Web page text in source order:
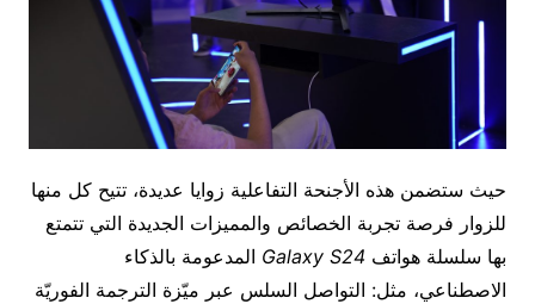
حيث ستضمن هذه الأجنحة التفاعلية زوايا عديدة، تتيح كل منها
للزوار فرصة تجربة الخصائص والمميزات الجديدة التي تتمتع
بها سلسلة هواتف Galaxy S24 المدعومة بالذكاء
الاصطناعي، مثل: التواصل السلس عبر ميّزة الترجمة الفوريّة